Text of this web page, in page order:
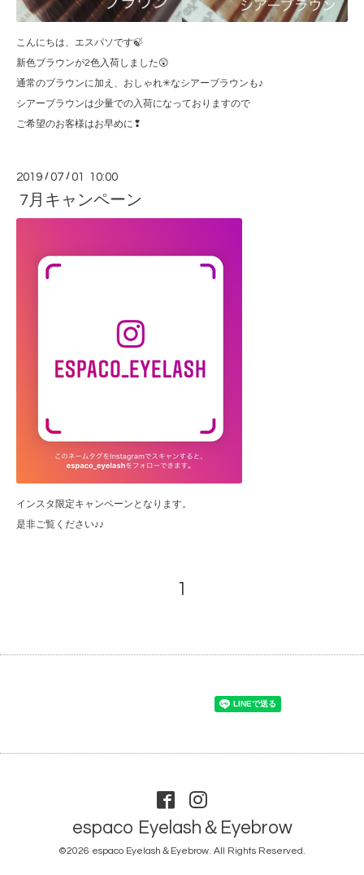
こんにちは、エスパソです🍃
新色ブラウンが2色入荷しました😲
通常のブラウンに加え、おしゃれ✳なシアーブラウンも♪
シアーブラウンは少量での入荷になっておりますので
ご希望のお客様はお早めに❢
2019 /07 /01 10:00
7月キャンペーン
インスタ限定キャンペーンとなります。
是非ご覧ください♪♪
1
espaco Eyelash＆Eyebrow
©2026 espaco Eyelash＆Eyebrow. All Rights Reserved.